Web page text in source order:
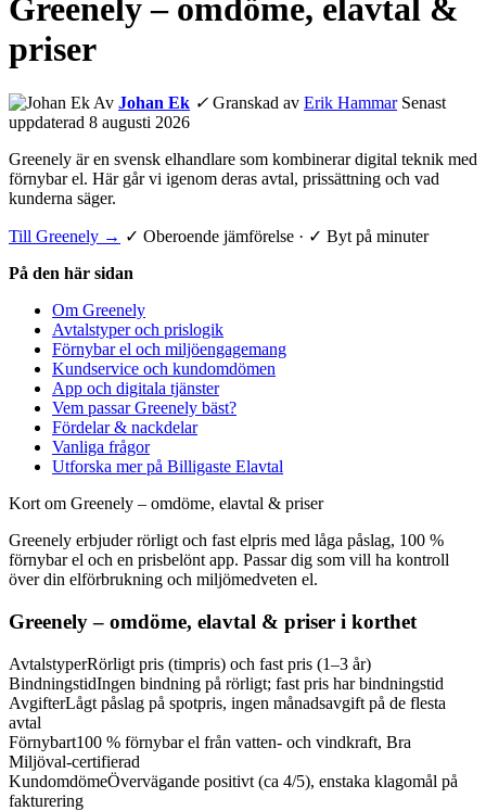
Greenely – omdöme, elavtal &
priser
Av Johan Ek ✓ Granskad av Erik Hammar Senast
uppdaterad 8 augusti 2026
Greenely är en svensk elhandlare som kombinerar digital teknik med
förnybar el. Här går vi igenom deras avtal, prissättning och vad
kunderna säger.
Till Greenely → ✓ Oberoende jämförelse · ✓ Byt på minuter
På den här sidan
Om Greenely
Avtalstyper och prislogik
Förnybar el och miljöengagemang
Kundservice och kundomdömen
App och digitala tjänster
Vem passar Greenely bäst?
Fördelar & nackdelar
Vanliga frågor
Utforska mer på Billigaste Elavtal
Kort om Greenely – omdöme, elavtal & priser
Greenely erbjuder rörligt och fast elpris med låga påslag, 100 %
förnybar el och en prisbelönt app. Passar dig som vill ha kontroll
över din elförbrukning och miljömedveten el.
Greenely – omdöme, elavtal & priser i korthet
AvtalstyperRörligt pris (timpris) och fast pris (1–3 år)
BindningstidIngen bindning på rörligt; fast pris har bindningstid
AvgifterLågt påslag på spotpris, ingen månadsavgift på de flesta
avtal
Förnybart100 % förnybar el från vatten- och vindkraft, Bra
Miljöval-certifierad
KundomdömeÖvervägande positivt (ca 4/5), enstaka klagomål på
fakturering